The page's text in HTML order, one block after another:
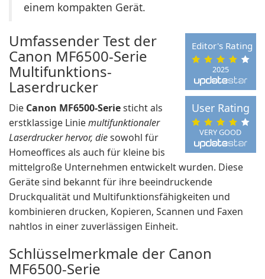
einem kompakten Gerät.
2025
Editor's Rating
VERY GOOD
User Rating
Umfassender Test der
Canon MF6500-Serie
Multifunktions-
Laserdrucker
Die Canon MF6500-Seriesticht als
erstklassige Liniemultifunktionaler
Laserdrucker hervor, diesowohl für
Homeoffices als auch für kleine bis
mittelgroße Unternehmen entwickelt wurden. Diese
Geräte sind bekannt für ihre beeindruckende
Druckqualität und Multifunktionsfähigkeiten und
kombinieren drucken, Kopieren, Scannen und Faxen
nahtlos in einer zuverlässigen Einheit.
Schlüsselmerkmale der Canon
MF6500-Serie